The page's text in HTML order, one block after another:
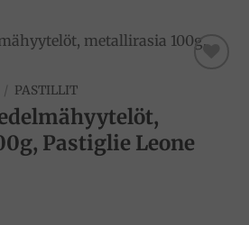
/ PASTILLIT
Pastiglie Leone